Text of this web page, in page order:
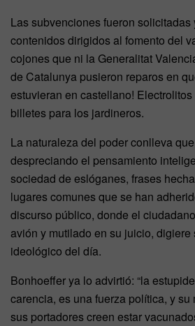
Las subvenciones fueron
contenidos dirigidos al fomento del
cojones que ni la Generalitat
de Catalunya pusieron reparos en
estuvieran en castellano!
billetes para los jardineros.
La naturaleza del poder conlleva
despreciando el pensamiento
sociedad de eslóganes, frases
lugares comunes que se han
discurso público, donde el
avión y mutilado en su juicio, digiere
ideológico del día.
Bonhoeffer ya lo advirtió: “la
carencia, es una fuerza política, y su
sus portadores creen estar